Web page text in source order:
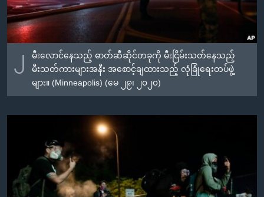
၂
မီးလောင်နေသည့် ဓာတ်ဆီဆိုင်တခုကို မီးငြိမ်းသတ်နေသည့်
မီးသတ်ကားများအနီး အစောင့်ချထားသည့် လုံခြုံရေးတပ်ဖွဲ့
များ။ (Minneapolis) (မေ ၂၉၊ ၂၀၂၀)